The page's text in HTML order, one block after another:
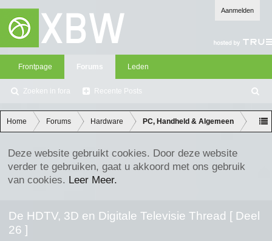
Aanmelden
Frontpage Forums
Zoeken in fora Recente Posts
Leden
oe
ke
n
Home Forums Hardware PC, Handheld & Algemeen
Deze website gebruikt cookies. Door deze website
verder te gebruiken, gaat u akkoord met ons gebruik
van cookies. Leer Meer.
De HDTV, 3D en Digitale Televisie Thread [ Deel
26 ]